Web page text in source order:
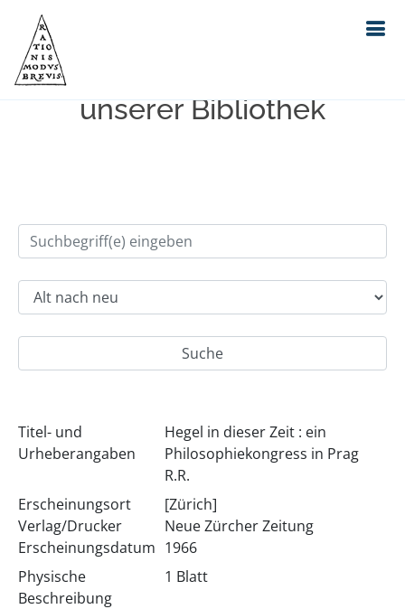
Einfache Suche im Bestand
unserer Bibliothek
Titel- und
Urheberangaben
Hegel in dieser Zeit : ein
Philosophiekongress in Prag
R.R.
Erscheinungsort
Verlag/Drucker
Erscheinungsdatum
[Zürich]
Neue Zürcher Zeitung
1966
Physische
Beschreibung
1 Blatt